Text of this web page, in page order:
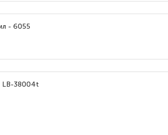
- 6055
LB-38004t